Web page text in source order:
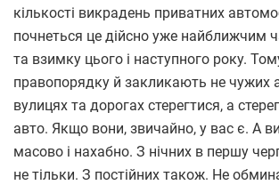
кількості викрадень приватних
почнеться це дійсно уже найближчим
та взимку цього і наступного року.
правопорядку й закликають не чужих
вулицях та дорогах стерегтися, а
авто. Якщо вони, звичайно, у вас є. А
масово і нахабно. З нічних в першу
не тільки. З постійних також. Не